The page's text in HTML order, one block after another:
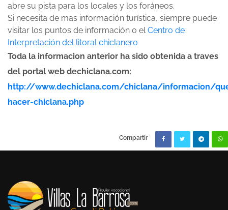
abre su pista para los locales y los foráneos.
Si necesita de mas información turística, siempre puede
visitar los puntos de información o elCentro de
Interpretación del litoral chiclanero
Toda la informacion anterior ha sido obtenida a traves
del portal web dechiclana.com:
http://www.dechiclana.com/chiclana/informacion/
hacer-chiclana.php
Compartir